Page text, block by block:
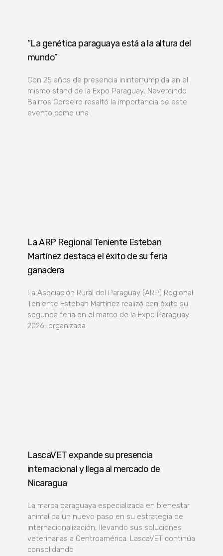
“La genética paraguaya está a la altura del
mundo”
Con 25 años de presencia ininterrumpida en el
mismo stand de la Expo Paraguay, Nevercindo
Bairros Cordeiro resaltó la importancia de este
evento como una
La ARP Regional Teniente Esteban
Martínez destaca el éxito de su feria
ganadera
La Asociación Rural del Paraguay (ARP) Regional
Teniente Esteban Martínez realizó con éxito su
segunda feria en el marco de la Expo Paraguay
2026, organizada
LascaVET expande su presencia
internacional y llega al mercado de
Nicaragua
La marca paraguaya especializada en bienestar
animal da un nuevo paso en su estrategia de
internacionalización, llevando sus soluciones
veterinarias a Centroamérica. LascaVET continúa
consolidando